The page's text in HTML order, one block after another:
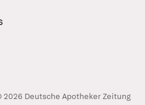
2026 Deutsche Apotheker Zeitung